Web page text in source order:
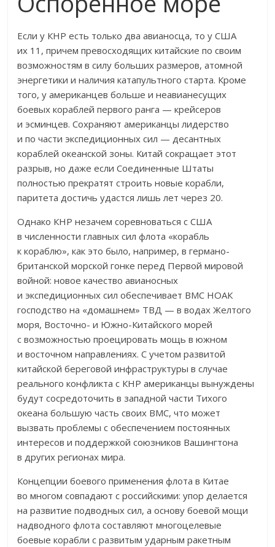
Если у КНР есть только два авианосца, то у США
их 11, причем превосходящих китайские по своим
возможностям в силу больших размеров, атомной
энергетики и наличия катапультного старта. Кроме
того, у американцев больше и неавианесущих
боевых кораблей первого ранга — крейсеров
и эсминцев. Сохраняют американцы лидерство
и по части экспедиционных сил — десантных
кораблей океанской зоны. Китай сокращает этот
разрыв, но даже если Соединенные Штаты
полностью прекратят строить новые корабли,
паритета достичь удастся лишь лет через 20.
Однако КНР незачем соревноваться с США
в численности главных сил флота «корабль
к кораблю», как это было, например, в германо-
британской морской гонке перед Первой мировой
войной: новое качество авианосных
и экспедиционных сил обеспечивает ВМС НОАК
господство на «домашнем» ТВД — в водах Желтого
моря, Восточно- и Южно-Китайского морей
с возможностью проецировать мощь в южном
и восточном направлениях. С учетом развитой
китайской береговой инфраструктуры в случае
реального конфликта с КНР американцы вынуждены
будут сосредоточить в западной части Тихого
океана большую часть своих ВМС, что может
вызвать проблемы с обеспечением постоянных
интересов и поддержкой союзников Вашингтона
в других регионах мира.
Концепции боевого применения флота в Китае
во многом совпадают с российскими: упор делается
на развитие подводных сил, а основу боевой мощи
надводного флота составляют многоцелевые
боевые корабли с развитым ударным ракетным